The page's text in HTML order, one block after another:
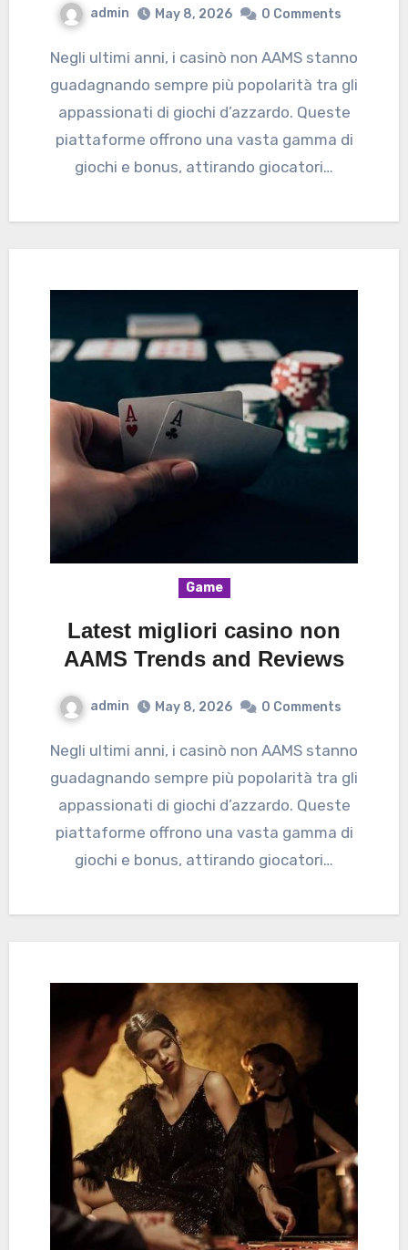
admin May 8, 2026 0 Comments
Negli ultimi anni, i casinò non AAMS stanno
guadagnando sempre più popolarità tra gli
appassionati di giochi d’azzardo. Queste
piattaforme offrono una vasta gamma di
giochi e bonus, attirando giocatori…
Game
Latest migliori casino non
AAMS Trends and Reviews
admin May 8, 2026 0 Comments
Negli ultimi anni, i casinò non AAMS stanno
guadagnando sempre più popolarità tra gli
appassionati di giochi d’azzardo. Queste
piattaforme offrono una vasta gamma di
giochi e bonus, attirando giocatori…